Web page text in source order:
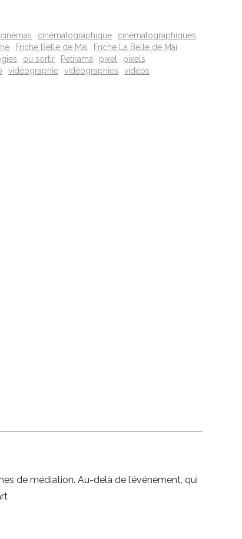
cinémas cinématographique
cinématographiques
Friche Belle de Mai
Friche La Belle de Mai
où sortir Petirama pixel
pixels
vidéographie vidéographies
vidéos
de médiation. Au-delà de l’événement, qui